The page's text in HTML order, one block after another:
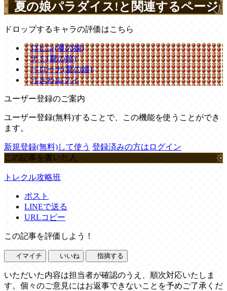
夏の娘パラダイス!と関連するページ
ドロップするキャラの評価はこちら
ロビン(夏の娘)
ナミ(夏の娘)
ペローナ(夏の娘)
うきわルフィ
ユーザー登録のご案内
ユーザー登録(無料)することで、この機能を使うことができ
ます。
新規登録(無料)して使う 登録済みの方はログイン
この記事を書いた人
トレクル攻略班
ポスト
LINEで送る
URLコピー
この記事を評価しよう！
イマイチ いいね 指摘する
いただいた内容は担当者が確認のうえ、順次対応いたしま
す。個々のご意見にはお返事できないことを予めご了承くだ